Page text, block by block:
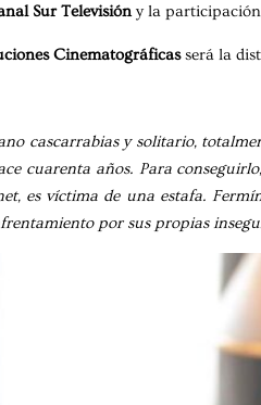
Sur Televisióny la
Cinematográficasserá la
cascarrabias y solitario,
cuarenta años. Para
es víctima de una estafa.
por sus propias